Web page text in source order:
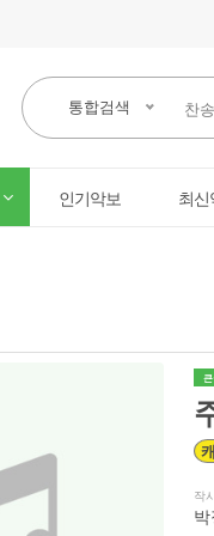
통합검색
인기악보 최
작